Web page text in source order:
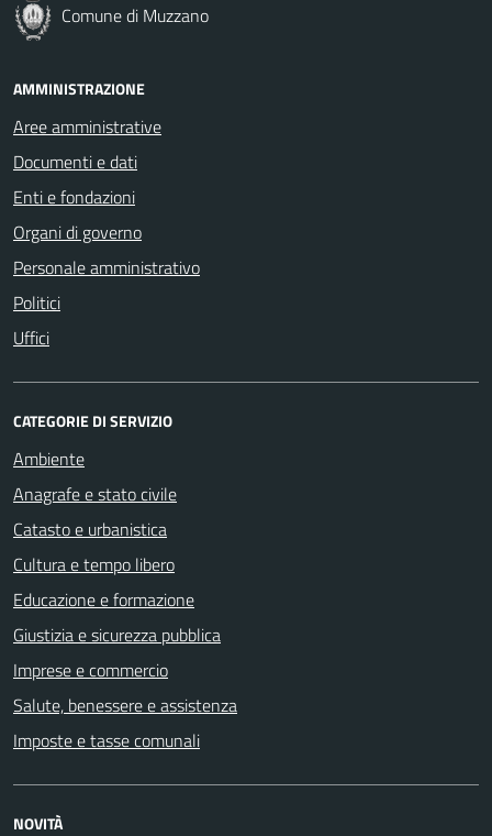
Comune di Muzzano
AMMINISTRAZIONE
Aree amministrative
Documenti e dati
Enti e fondazioni
Organi di governo
Personale amministrativo
Politici
Uffici
CATEGORIE DI SERVIZIO
Ambiente
Anagrafe e stato civile
Catasto e urbanistica
Cultura e tempo libero
Educazione e formazione
Giustizia e sicurezza pubblica
Imprese e commercio
Salute, benessere e assistenza
Imposte e tasse comunali
NOVITÀ